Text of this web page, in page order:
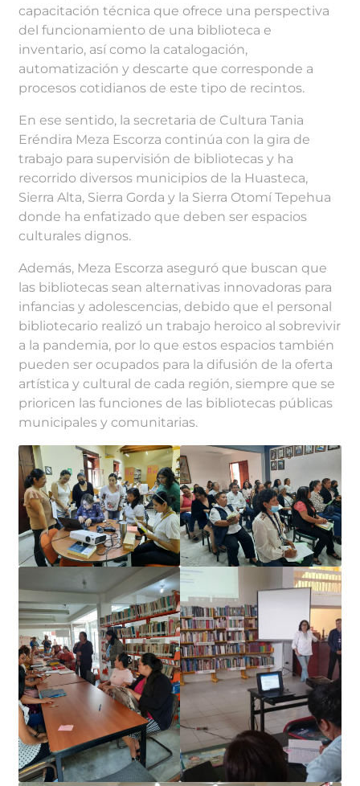
capacitación técnica que ofrece una perspectiva
del funcionamiento de una biblioteca e
inventario, así como la catalogación,
automatización y descarte que corresponde a
procesos cotidianos de este tipo de recintos.
En ese sentido, la secretaria de Cultura Tania
Eréndira Meza Escorza continúa con la gira de
trabajo para supervisión de bibliotecas y ha
recorrido diversos municipios de la Huasteca,
Sierra Alta, Sierra Gorda y la Sierra Otomí Tepehua
donde ha enfatizado que deben ser espacios
culturales dignos.
Además, Meza Escorza aseguró que buscan que
las bibliotecas sean alternativas innovadoras para
infancias y adolescencias, debido que el personal
bibliotecario realizó un trabajo heroico al sobrevivir
a la pandemia, por lo que estos espacios también
pueden ser ocupados para la difusión de la oferta
artística y cultural de cada región, siempre que se
prioricen las funciones de las bibliotecas públicas
municipales y comunitarias.